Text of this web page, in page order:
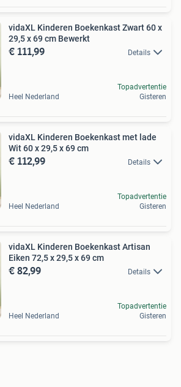
vidaXL Kinderen Boekenkast Zwart 60 x
29,5 x 69 cm Bewerkt
€ 111,99 Details
Heel Nederland
Topadvertentie
Gisteren
vidaXL Kinderen Boekenkast met lade
Wit 60 x 29,5 x 69 cm
€ 112,99 Details
Heel Nederland
Topadvertentie
Gisteren
vidaXL Kinderen Boekenkast Artisan
Eiken 72,5 x 29,5 x 69 cm
€ 82,99 Details
Heel Nederland
Topadvertentie
Gisteren